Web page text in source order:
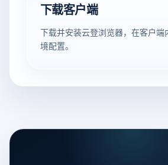
下载客户端
下载并安装云登浏览器，在客户端
境配置。